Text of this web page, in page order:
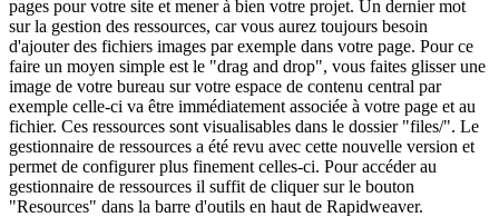
pages pour votre site et mener à bien votre projet. Un dernier mot
sur la gestion des ressources, car vous aurez toujours besoin
d'ajouter des fichiers images par exemple dans votre page. Pour ce
faire un moyen simple est le "drag and drop", vous faites glisser une
image de votre bureau sur votre espace de contenu central par
exemple celle-ci va être immédiatement associée à votre page et au
fichier. Ces ressources sont visualisables dans le dossier "files/". Le
gestionnaire de ressources a été revu avec cette nouvelle version et
permet de configurer plus finement celles-ci. Pour accéder au
gestionnaire de ressources il suffit de cliquer sur le bouton
"Resources" dans la barre d'outils en haut de Rapidweaver.